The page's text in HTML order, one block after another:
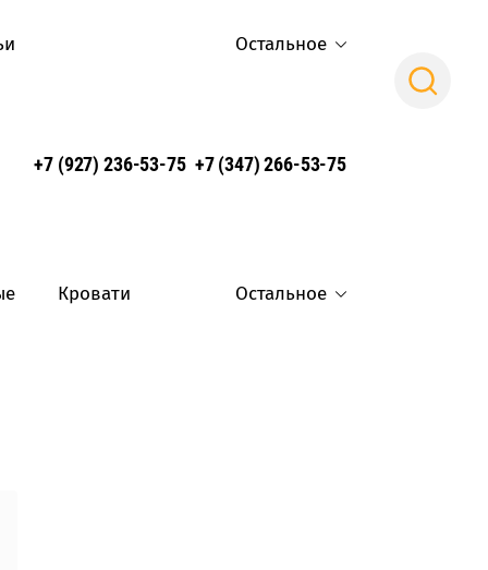
Остальное
+7 (927) 236-53-75 +7 (347) 266-53-75
Кровати Остальное